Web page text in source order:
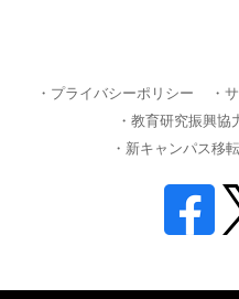
・プライバシーポリシー ・
・教育研究振興
・新キャンパス移